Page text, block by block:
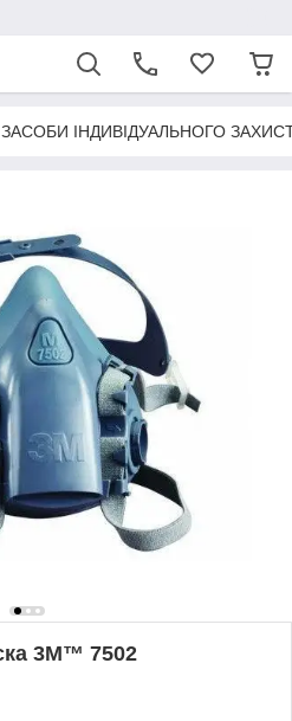
ЗАСОБИ ІНДИВІДУАЛЬНОГО
3M™ 7502